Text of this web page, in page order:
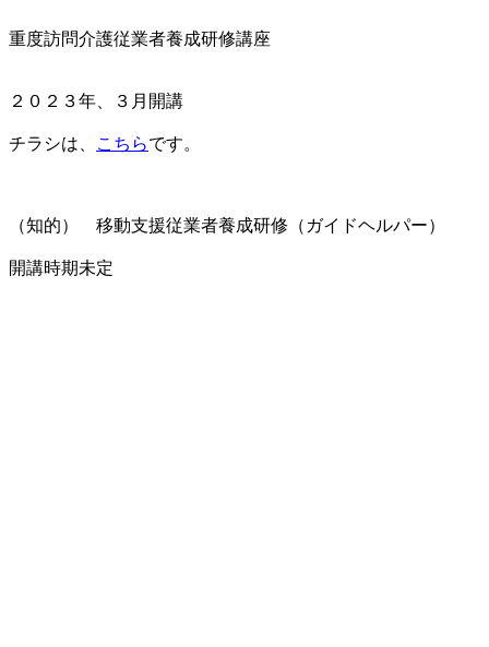
重度訪問介護従業者養成研修講座
２０２３年、３月開講
チラシは、 こちらです。
（知的） 移動支援従業者養成研修（ガイドヘルパー）
開講時期未定